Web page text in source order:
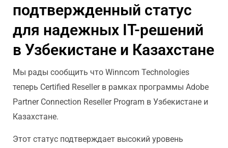
подтвержденный статус
для надежных IT-решений
в Узбекистане и Казахстане
Мы рады сообщить что Winncom Technologies
теперь Certified Reseller в рамках программы Adobe
Partner Connection Reseller Program в Узбекистане и
Казахстане.
Этот статус подтверждает высокий уровень